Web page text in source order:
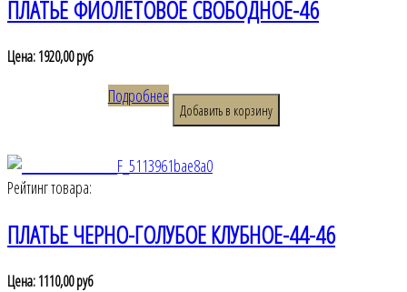
ПЛАТЬЕ ФИОЛЕТОВОЕ СВОБОДНОЕ-46
Цена:1920,00 руб
Подробнее
Рейтинг товара:
ПЛАТЬЕ ЧЕРНО-ГОЛУБОЕ КЛУБНОЕ-44-46
Цена:1110,00 руб